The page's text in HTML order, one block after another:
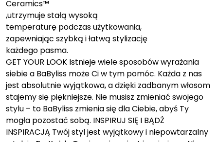
Ceramics™
,utrzymuje stałą wysoką
temperaturę podczas użytkowania,
zapewniając szybką i łatwą stylizację
każdego pasma.
GET YOUR LOOK Istnieje wiele sposobów wyrażania
siebie a BaByliss może Ci w tym pomóc. Każda z nas
jest absolutnie wyjątkowa, a dzięki zadbanym włosom
stajemy się piękniejsze. Nie musisz zmieniać swojego
stylu – to BaByliss zmienia się dla Ciebie, abyś Ty
mogła pozostać sobą. INSPIRUJ SIĘ I BĄDŹ
INSPIRACJĄ Twój styl jest wyjątkowy i niepowtarzalny